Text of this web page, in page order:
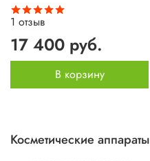
1 отзыв
17 400 руб.
В корзину
Косметические аппараты